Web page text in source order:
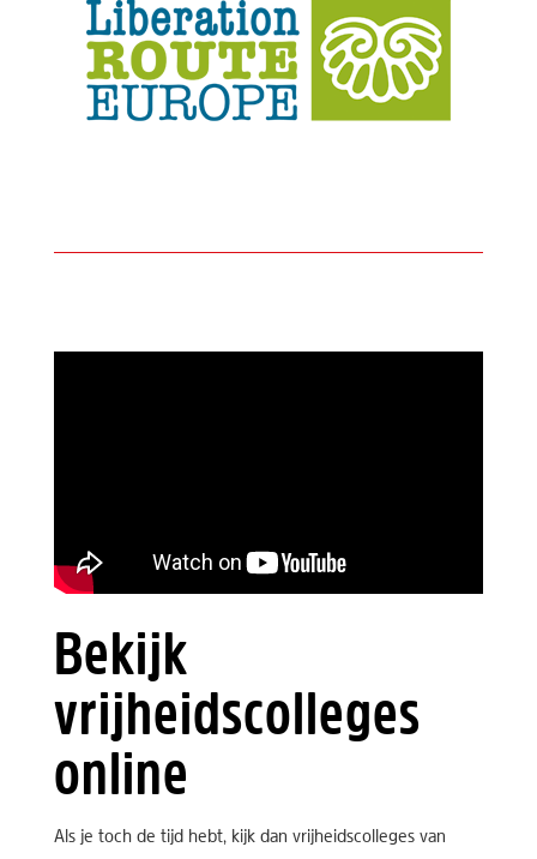
Bekijk
vrijheidscolleges
online
Als je toch de tijd hebt, kijk dan vrijheidscolleges van